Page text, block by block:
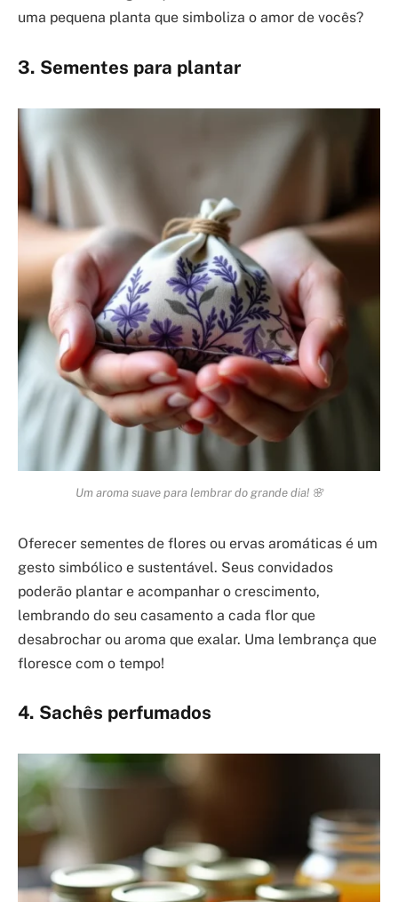
uma pequena planta que simboliza o amor de vocês?
3. Sementes para plantar
Um aroma suave para lembrar do grande dia! 🌸
Oferecer sementes de flores ou ervas aromáticas é um
gesto simbólico e sustentável. Seus convidados
poderão plantar e acompanhar o crescimento,
lembrando do seu casamento a cada flor que
desabrochar ou aroma que exalar. Uma lembrança que
floresce com o tempo!
4. Sachês perfumados